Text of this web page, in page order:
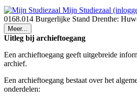
Mijn Studiezaal
0168.014 Burgerlijke Stand Drenthe:
Meer...
Uitleg bij archieftoegang
Een archieftoegang geeft uitgebreide
archief.
Een archieftoegang bestaat over het
onderdelen: